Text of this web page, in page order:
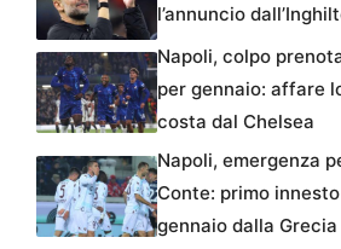
l’annuncio
Napoli, colpo
per gennaio: affare
costa dal Chelsea
Napoli, emergenza
Conte: primo
gennaio dalla Grecia